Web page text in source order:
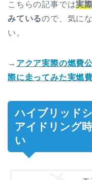
こちらの記事では実
みているので、気に
い。
→ アクア実際の燃費
際に走ってみた実燃費
ハイブリッド
アイドリング
い